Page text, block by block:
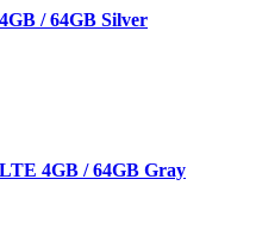
/ 64GB Silver
4GB / 64GB Gray